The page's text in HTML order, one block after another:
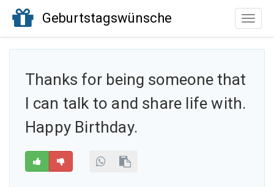
Toggle
Geburtstagswünsche
Thanks for being someone that
I can talk to and share life with.
Happy Birthday.